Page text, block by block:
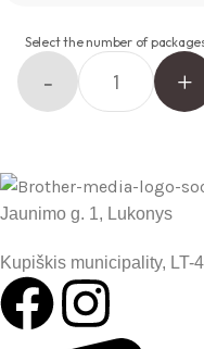
Select the number of
Jaunimo g. 1, Lukonys
Kupiškis municipality, LT-